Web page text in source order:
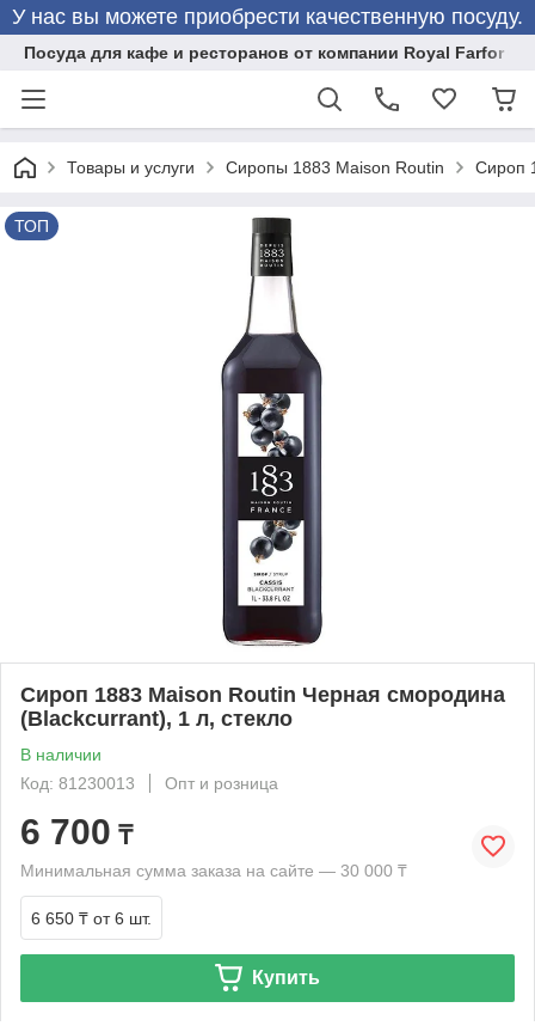
У нас вы можете приобрести качественную посуду.
Посуда для кафе и ресторанов от компании Royal Farfor
Товары и услуги Сиропы 1883 Maison Routin Сироп
ТОП
Сироп 1883 Maison Routin Черная смородина
(Blackcurrant), 1 л, стекло
В наличии
Код: 81230013
Опт и розница
6 700 ₸
Минимальная сумма заказа на сайте — 30 000 ₸
6 650 ₸ от 6 шт.
Купить